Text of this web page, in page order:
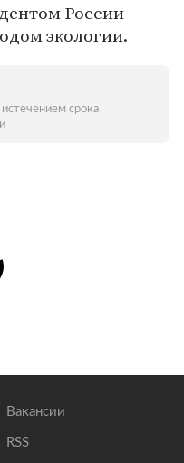
России
экологии.
срока
Вакансии
RSS